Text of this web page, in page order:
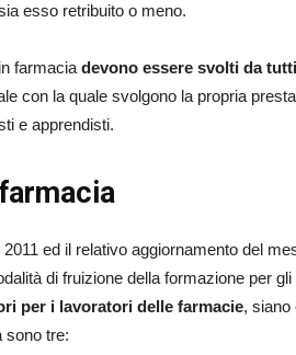
esso retribuito o meno.
farmacia devono essere svolti da
con la quale svolgono la propria
e apprendisti.
ed il relativo aggiornamento del
di fruizione della formazione per
per i lavoratori delle farmacie, siano
sono tre: